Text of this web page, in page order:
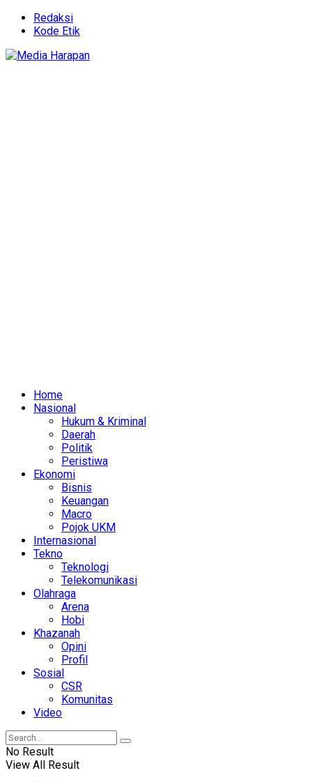
Redaksi
Kode Etik
Home
Nasional
Hukum & Kriminal
Daerah
Politik
Peristiwa
Ekonomi
Bisnis
Keuangan
Macro
Pojok UKM
Internasional
Tekno
Teknologi
Telekomunikasi
Olahraga
Arena
Hobi
Khazanah
Opini
Profil
Sosial
CSR
Komunitas
Video
No Result
View All Result